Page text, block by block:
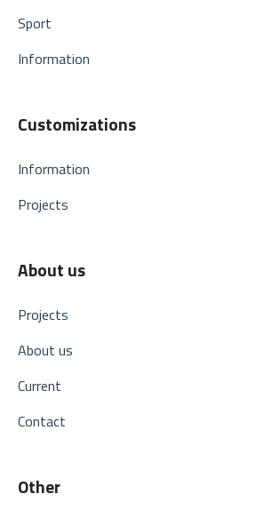
Sport
Information
Customizations
Information
Projects
About us
Projects
About us
Current
Contact
Other